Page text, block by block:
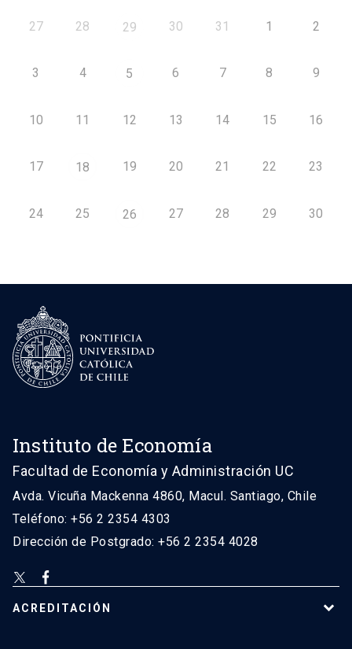
27 28 29 30 31 1 2
3 4 5 6 7 8 9
10 11 12 13 14 15 16
17 18 19 20 21 22 23
24 25 26 27 28 29 30
Instituto de Economía
Facultad de Economía y Administración UC
Avda. Vicuña Mackenna 4860, Macul. Santiago, Chile
Teléfono: +56 2 2354 4303
Dirección de Postgrado: +56 2 2354 4028
ACREDITACIÓN